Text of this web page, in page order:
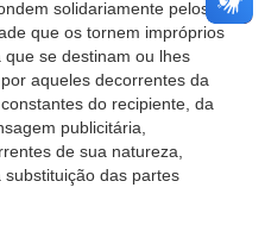
solidariamente pelos
que os tornem impróprios
se destinam ou lhes
aqueles decorrentes da
do recipiente, da
publicitária,
de sua natureza,
das partes